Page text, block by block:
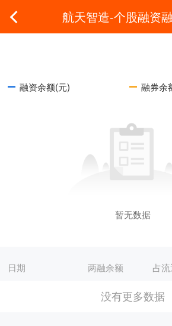
航天智造-个股融资
融资余额(元) 融券余
暂无数据
日期 两融余额 占
没有更多数据